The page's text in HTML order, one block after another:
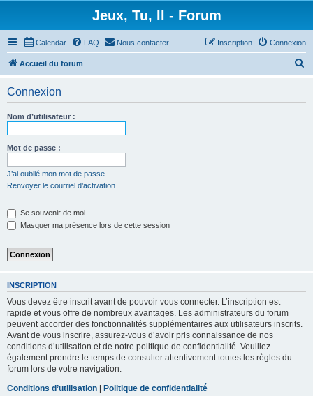
Jeux, Tu, Il - Forum
Calendar FAQ Nous contacter Connexion
Inscription
Accueil du forum
Connexion
Nom d’utilisateur :
Mot de passe :
J’ai oublié mon mot de passe
Renvoyer le courriel d’activation
Se souvenir de moi
Masquer ma présence lors de cette session
INSCRIPTION
Vous devez être inscrit avant de pouvoir vous connecter. L’inscription est
rapide et vous offre de nombreux avantages. Les administrateurs du forum
peuvent accorder des fonctionnalités supplémentaires aux utilisateurs inscrits.
Avant de vous inscrire, assurez-vous d’avoir pris connaissance de nos
conditions d’utilisation et de notre politique de confidentialité. Veuillez
également prendre le temps de consulter attentivement toutes les règles du
forum lors de votre navigation.
Conditions d’utilisation | Politique de confidentialité